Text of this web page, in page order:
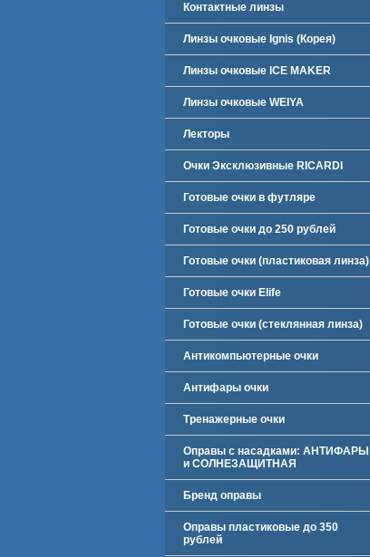
Контактные линзы
Линзы очковые Ignis (Корея)
Линзы очковые ICE MAKER
Линзы очковые WEIYA
Лекторы
Очки Эксклюзивные RICARDI
Готовые очки в футляре
Готовые очки до 250 рублей
Готовые очки (пластиковая линза)
Готовые очки Elife
Готовые очки (стеклянная линза)
Антикомпьютерные очки
Антифары очки
Тренажерные очки
Оправы с насадками: АНТИФАРЫ
и СОЛНЕЗАЩИТНАЯ
Бренд оправы
Оправы пластиковые до 350
рублей